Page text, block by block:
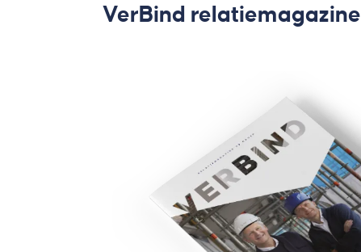
VerBind relatiemagazine